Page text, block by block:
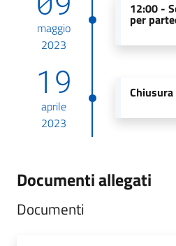
maggio
2023
12:00 -
per
19
aprile
2023
Documenti allegati
Documenti